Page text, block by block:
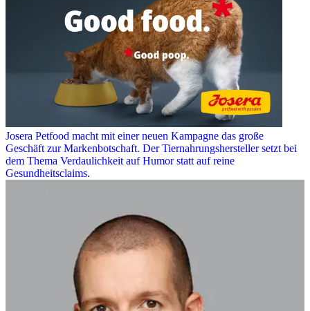
Josera Petfood macht mit einer neuen Kampagne das große
Geschäft zur Markenbotschaft. Der Tiernahrungshersteller setzt bei
dem Thema Verdaulichkeit auf Humor statt auf reine
Gesundheitsclaims.